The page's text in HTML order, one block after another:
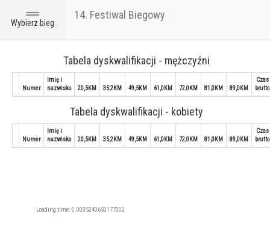
Toggle
navigation
Wybierz bieg
14. Festiwal Biegowy
Tabela dyskwalifikacji - mężczyźni
Numer
Imię i
nazwisko
20,5KM 35,2KM 49,5KM 61,0KM 72,0KM 81,0KM 89,0KM
Czas
brutto
Tabela dyskwalifikacji - kobiety
Numer
Imię i
nazwisko
20,5KM 35,2KM 49,5KM 61,0KM 72,0KM 81,0KM 89,0KM
Czas
brutto
Loading time: 0.0035240650177002